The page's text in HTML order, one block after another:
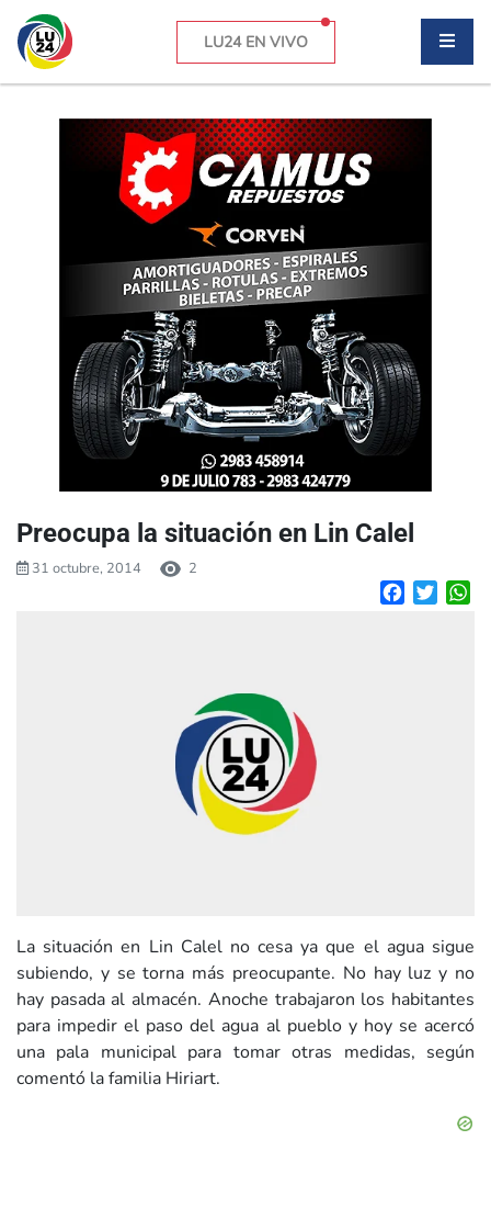
LU24 EN VIVO
Preocupa la situación en Lin Calel
31 octubre, 2014 2
Facebook
La situación en Lin Calel no cesa ya que el agua sigue
subiendo, y se torna más preocupante. No hay luz y no
hay pasada al almacén. Anoche trabajaron los habitantes
para impedir el paso del agua al pueblo y hoy se acercó
una pala municipal para tomar otras medidas, según
comentó la familia Hiriart.